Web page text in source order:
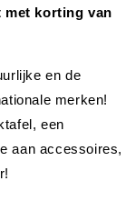
met korting van
en de
merken!
een
aan accessoires,